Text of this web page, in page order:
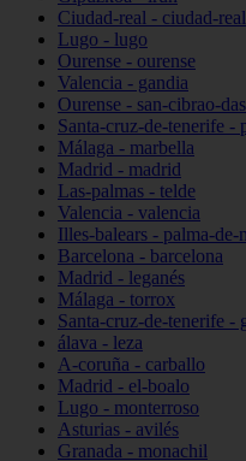
Ciudad-real - ciudad-real
Lugo - lugo
Ourense - ourense
Valencia - gandia
Ourense - san-cibrao-
Santa-cruz-de-tenerife -
Málaga - marbella
Madrid - madrid
Las-palmas - telde
Valencia - valencia
Illes-balears - palma-de-
Barcelona - barcelona
Madrid - leganés
Málaga - torrox
Santa-cruz-de-tenerife -
álava - leza
A-coruña - carballo
Madrid - el-boalo
Lugo - monterroso
Asturias - avilés
Granada - monachil